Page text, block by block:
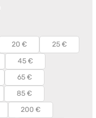
20 €
25 €
45 €
65 €
85 €
200 €